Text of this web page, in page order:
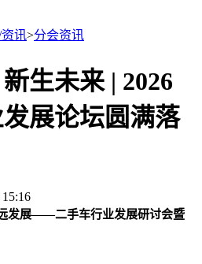
讯>分会资讯
生未来 | 2026
展论坛圆满落
发展——二手车行业发展研讨会暨